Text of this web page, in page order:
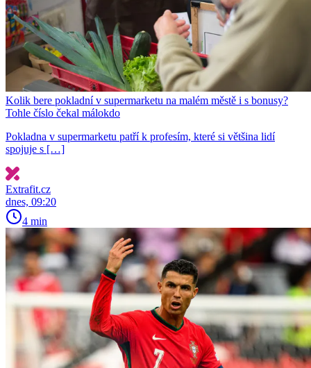
Kolik bere pokladní v supermarketu na malém městě i s bonusy?
Tohle číslo čekal málokdo
Pokladna v supermarketu patří k profesím, které si většina lidí
spojuje s […]
Extrafit.cz
dnes, 09:20
4 min